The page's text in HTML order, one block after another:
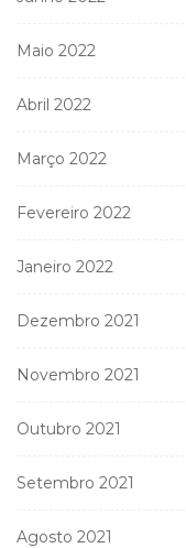
Maio 2022
Abril 2022
Março 2022
Fevereiro 2022
Janeiro 2022
Dezembro 2021
Novembro 2021
Outubro 2021
Setembro 2021
Agosto 2021